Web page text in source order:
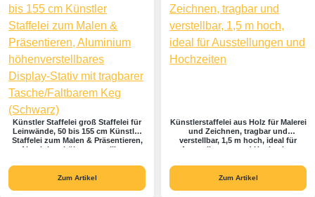
Künstler Staffelei groß Staffelei für
Leinwände, 50 bis 155 cm Künstler
Staffelei zum Malen & Präsentieren,
Aluminium höhenverstellbares
Tasche/Faltbarem Keg (Schwarz)
Zum Artikel
Künstlerstaffelei aus Holz für Malerei
und Zeichnen, tragbar und
verstellbar, 1,5 m hoch, ideal für
Ausstellungen und Hochzeiten
Zum Artikel